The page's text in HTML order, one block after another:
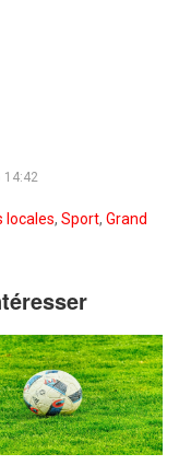
14:42
locales, Sport, Grand